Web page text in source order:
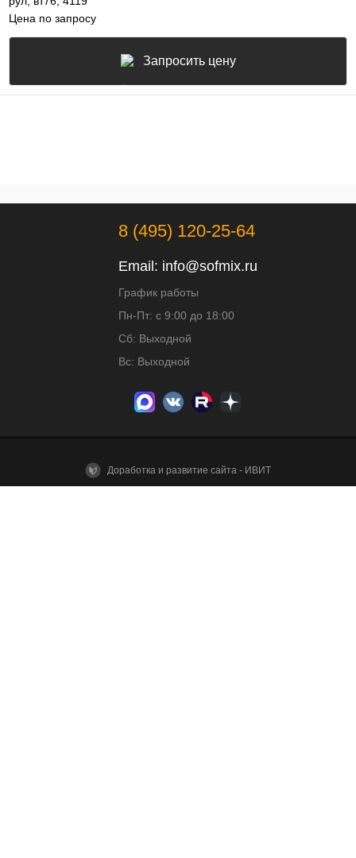
Цена по запросу
Запросить цену
8 (495) 120-25-64
Email: info@sofmix.ru
График работы
Пн-Пт: с 9:00 до 18:00
Сб: Выходной
Вс: Выходной
Доработка и развитие сайта - ИВИТ